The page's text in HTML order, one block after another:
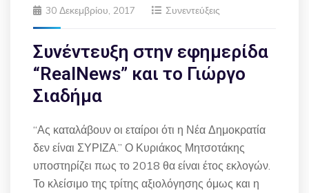
30 Δεκεμβρίου, 2017 Συνεντεύξεις
Συνέντευξη στην εφημερίδα
“RealNews” και το Γιώργο
Σιαδήμα
“Ας καταλάβουν οι εταίροι ότι η Νέα Δημοκρατία
δεν είναι ΣΥΡΙΖΑ.” Ο Κυριάκος Μητσοτάκης
υποστηρίζει πως το 2018 θα είναι έτος εκλογών.
Το κλείσιμο της τρίτης αξιολόγησης όμως και η